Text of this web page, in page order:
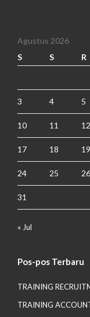
Agustus 2026
S
S R
3 4 5
10 11 12
17 18 19
24 25 26
31
« Jul
Pos-pos Terbaru
TRAINING
TRAINING